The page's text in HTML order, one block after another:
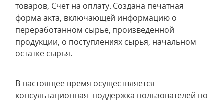
товаров, Счет на оплату. Создана печатная
форма акта, включающей информацию о
переработанном сырье, произведенной
продукции, о поступлениях сырья, начальном
остатке сырья.
В настоящее время осуществляется
консультационная поддержка пользователей по